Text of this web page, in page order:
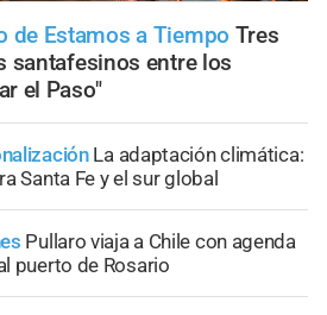
de Estamos a Tiempo Tres
santafesinos entre los
el Paso"
La adaptación climática:
Santa Fe y el sur global
Pullaro viaja a Chile con agenda
puerto de Rosario